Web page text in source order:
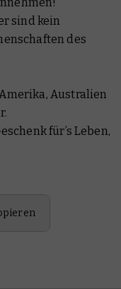
sind kein
des
Australien
für’s Leben,